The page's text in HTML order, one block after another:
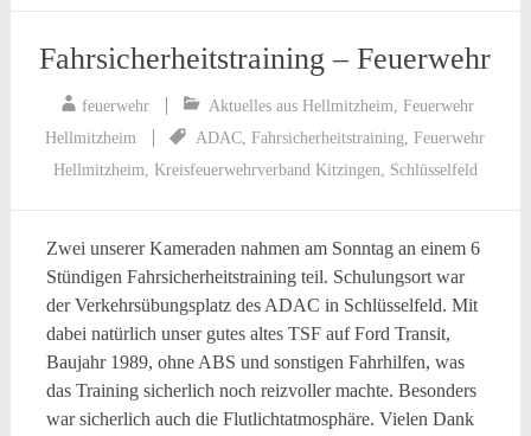
Fahrsicherheitstraining – Feuerwehr
feuerwehr Aktuelles aus Hellmitzheim,Feuerwehr
Hellmitzheim
ADAC,Fahrsicherheitstraining,Feuerwehr
Hellmitzheim, Kreisfeuerwehrverband Kitzingen, Schlüsselfeld
Zwei unserer Kameraden nahmen am Sonntag an einem 6
Stündigen Fahrsicherheitstraining teil. Schulungsort war
der Verkehrsübungsplatz des ADAC in Schlüsselfeld. Mit
dabei natürlich unser gutes altes TSF auf Ford Transit,
Baujahr 1989, ohne ABS und sonstigen Fahrhilfen, was
das Training sicherlich noch reizvoller machte. Besonders
war sicherlich auch die Flutlichtatmosphäre. Vielen Dank